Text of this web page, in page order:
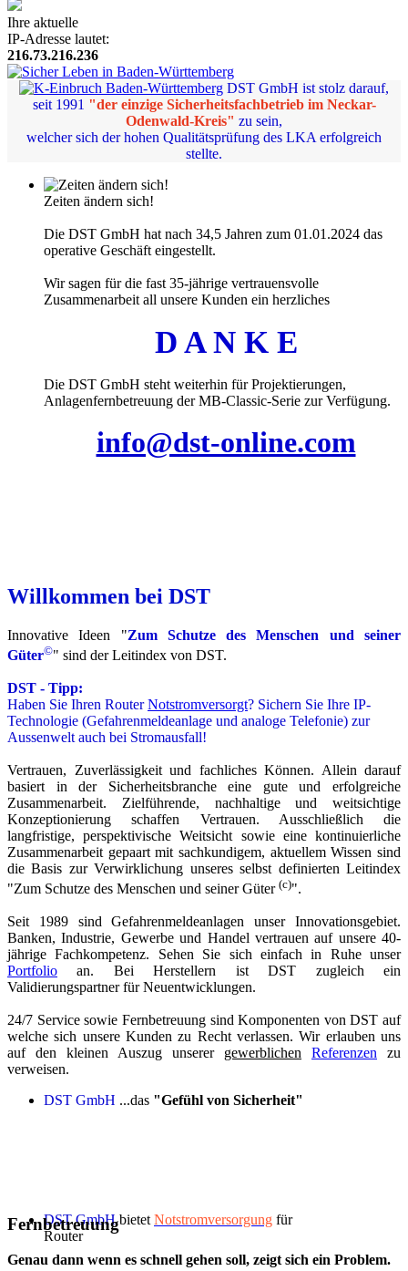
Ihre aktuelle
IP-Adresse lautet:
216.73.216.236
DST GmbH ist stolz darauf,
seit 1991 "der einzige Sicherheitsfachbetrieb im Neckar-
Odenwald-Kreis" zu sein,
welcher sich der hohen Qualitätsprüfung des LKA erfolgreich
stellte.
Zeiten ändern sich!
Die DST GmbH hat nach 34,5 Jahren zum 01.01.2024 das
operative Geschäft eingestellt.
Wir sagen für die fast 35-jährige vertrauensvolle
Zusammenarbeit all unsere Kunden ein herzliches
D A N K E
Die DST GmbH steht weiterhin für Projektierungen,
Anlagenfernbetreuung der MB-Classic-Serie zur Verfügung.
info@dst-online.com
Willkommen bei DST
Innovative Ideen "Zum Schutze des Menschen und seiner
Güter©" sind der Leitindex von DST.
DST - Tipp:
Haben Sie Ihren RouterNotstromversorgt? Sichern Sie Ihre IP-
Technologie (Gefahrenmeldeanlage und analoge Telefonie) zur
Aussenwelt auch bei Stromausfall!
Vertrauen, Zuverlässigkeit und fachliches Können. Allein darauf
basiert in der Sicherheitsbranche eine gute und erfolgreiche
Zusammenarbeit. Zielführende, nachhaltige und weitsichtige
Konzeptionierung schaffen Vertrauen. Ausschließlich die
langfristige, perspektivische Weitsicht sowie eine kontinuierliche
Zusammenarbeit gepaart mit sachkundigem, aktuellem Wissen sind
die Basis zur Verwirklichung unseres selbst definierten Leitindex
"Zum Schutze des Menschen und seiner Güter (c)".
Seit 1989 sind Gefahrenmeldeanlagen unser Innovationsgebiet.
Banken, Industrie, Gewerbe und Handel vertrauen auf unsere 40-
jährige Fachkompetenz. Sehen Sie sich einfach in Ruhe unser
Portfolio an. Bei Herstellern ist DST zugleich ein
Validierungspartner für Neuentwicklungen.
24/7 Service sowie Fernbetreuung sind Komponenten von DST auf
welche sich unsere Kunden zu Recht verlassen. Wir erlauben uns
auf den kleinen Auszug unserer gewerblichen Referenzen zu
verweisen.
DST GmbH ...das "Gefühl von Sicherheit"
DST GmbHbietet Notstromversorgung für
Router
Fernbetreuung
Genau dann wenn es schnell gehen soll, zeigt sich ein Problem.